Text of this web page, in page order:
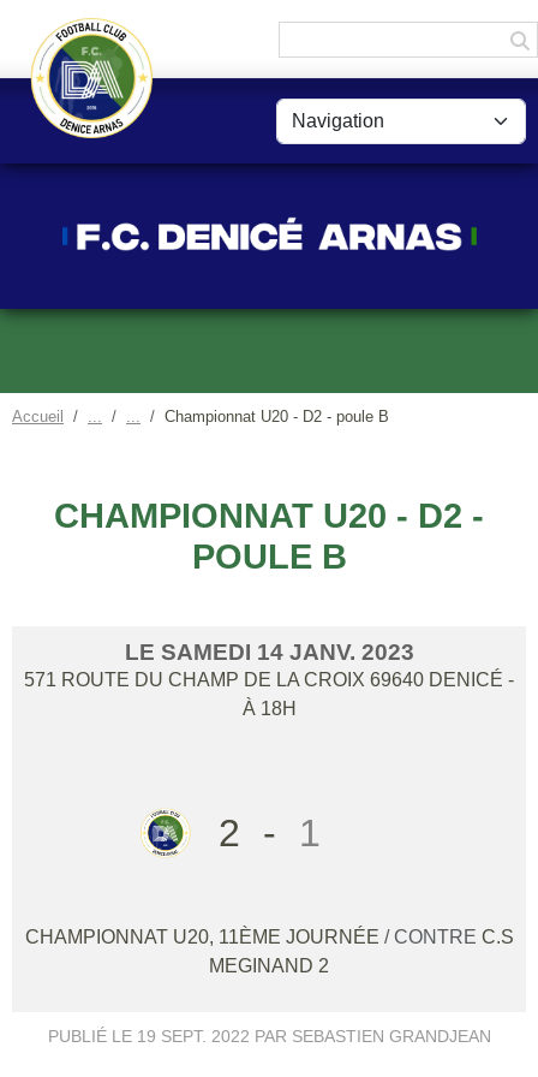
Accueil Championnat U20 - D2 - poule B
CHAMPIONNAT U20 - D2 -
POULE B
LE SAMEDI 14 JANV. 2023
571 ROUTE DU CHAMP DE LA CROIX 69640 DENICÉ -
À 18H
2 - 1
CHAMPIONNAT U20, 11ÈME JOURNÉE / CONTRE C.S
MEGINAND 2
PUBLIÉ LE 19 SEPT. 2022 PAR SEBASTIEN GRANDJEAN
Panneau de gestion des cookies